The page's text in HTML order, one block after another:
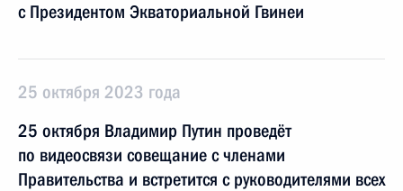
с Президентом Экваториальной Гвинеи
25 октября 2023 года
25 октября Владимир Путин проведёт
по видеосвязи совещание с членами
Правительства и встретится с руководителями всех